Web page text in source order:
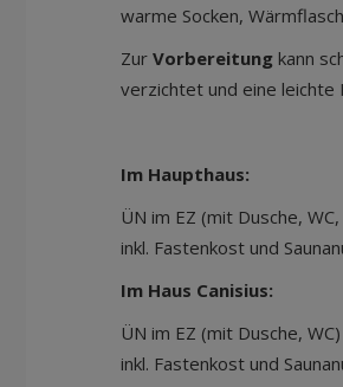
warme Socken,
Zur Vorbereitung kann
verzichtet und eine
Im Haupthaus:
ÜN im EZ (mit Dusche,
inkl. Fastenkost und
Im Haus Canisius:
ÜN im EZ (mit Dusche, WC)
inkl. Fastenkost und